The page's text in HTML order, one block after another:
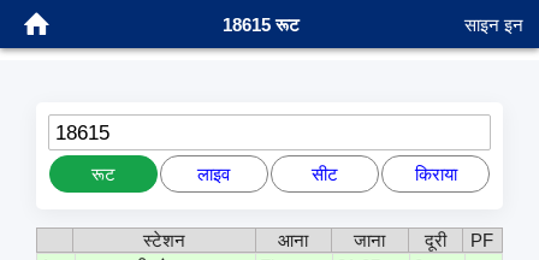
18615 रूट साइन इन
18615
रूट लाइव सीट किराया
स्टेशन आना जाना दूरी
PF